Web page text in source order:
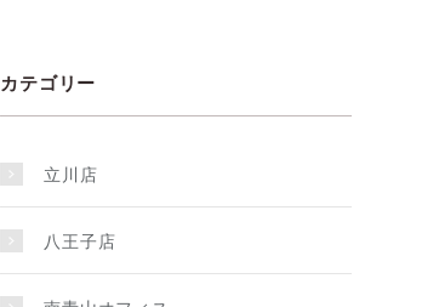
カテゴリー
立川店
八王子店